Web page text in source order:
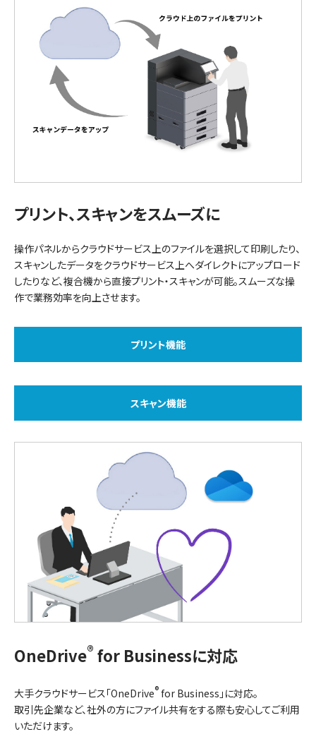
プリント、スキャンをスムーズに
操作パネルからクラウドサービス上のファイルを選択して印刷したり、
スキャンしたデータをクラウドサービス上へダイレクトにアップロード
したりなど、複合機から直接プリント・スキャンが可能。スムーズな操
作で業務効率を向上させます。
プリント機能
スキャン機能
OneDrive® for Businessに対応
大手クラウドサービス「OneDrive®for Business」に対応。
取引先企業など、社外の方にファイル共有をする際も安心してご利用
いただけます。